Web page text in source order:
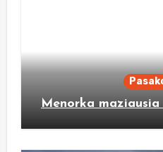
Menorka